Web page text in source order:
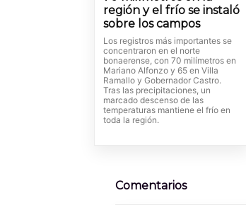
región y el frío se instaló
sobre los campos
Los registros más importantes se
concentraron en el norte
bonaerense, con 70 milímetros en
Mariano Alfonzo y 65 en Villa
Ramallo y Gobernador Castro.
Tras las precipitaciones, un
marcado descenso de las
temperaturas mantiene el frío en
toda la región.
Comentarios